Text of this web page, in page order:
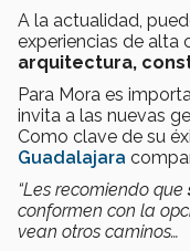
A la actualidad,
experiencias de alta
arquitectura,
Para Mora es
invita a las nuevas
Como clave de su
Guadalajara
“Les recomiendo que
conformen con la
vean otros caminos…